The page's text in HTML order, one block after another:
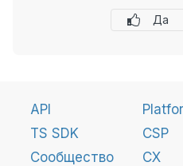
Да
API
TS SDK
Сообщество
CSP
CX